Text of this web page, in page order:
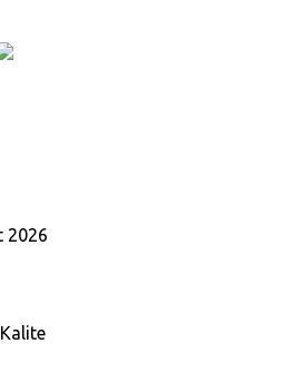
2026
Kalite